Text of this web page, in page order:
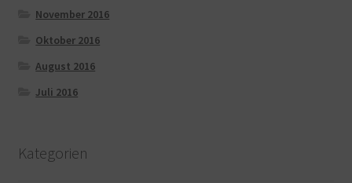
November 2016
Oktober 2016
August 2016
Juli 2016
Kategorien